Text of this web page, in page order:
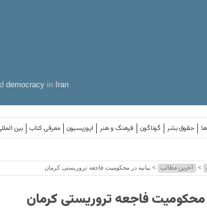
democracy in Iran
بین معرفی کتاب اپوزیسیون فرهنگ و هنر گوناگون حقوق بشر
> آخرین مطالب > بیانیه در محکومیت فاجعه تروریستی کرمان
محکومیت فاجعه تروریستی کرمان